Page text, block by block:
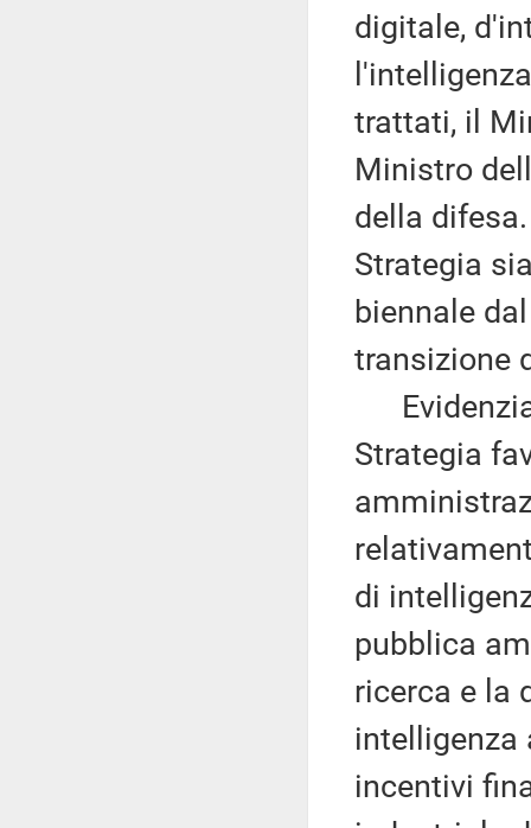
digitale,
trattati, il
Ministro
della
Strategia
biennale
transizione
Evidenzia
Strategia
di
pubblica
ricerca e la
intelligenza
incentivi